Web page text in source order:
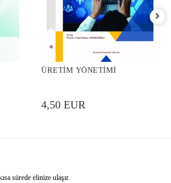
ÜRETİM YÖNETİMİ
4,50 EUR
sürede elinize ulaşır.